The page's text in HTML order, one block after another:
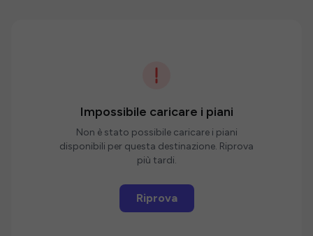
Impossibile caricare i piani
Non è stato possibile caricare i piani
disponibili per questa destinazione. Riprova
più tardi.
Riprova